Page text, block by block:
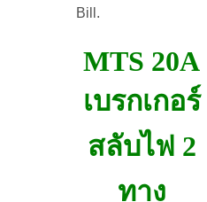
Bill.
MTS 20A
เบรกเกอร์
สลับไฟ 2
ทาง